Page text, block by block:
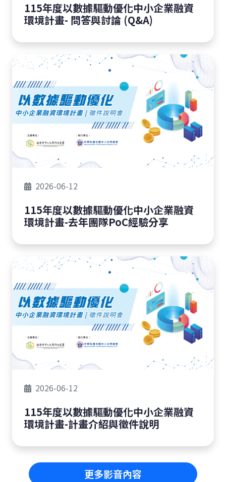
115年度以數據驅動優化中小企業融資
環境計畫- 問答與討論 (Q&A)
2026-06-12
115年度以數據驅動優化中小企業融資
環境計畫-去年團隊PoC經驗分享
2026-06-12
115年度以數據驅動優化中小企業融資
環境計畫-計畫介紹與徵件說明
更多影音內容